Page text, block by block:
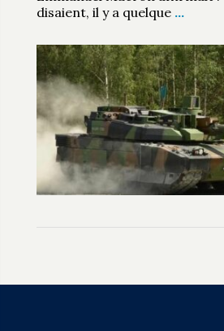
disaient, il y a quelque …